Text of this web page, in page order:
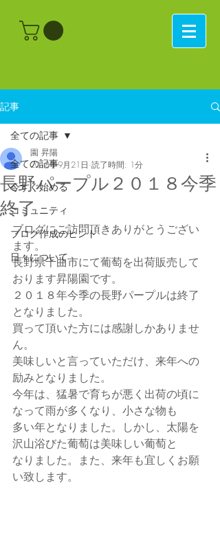
記事
全ての記事
今すぐ始める
コミュニティ
ブログ作成のヒント
日々について
全ての記事
長野パープル２０１８今季
終了
園 昇陽
2018年9月21日 読了時間: 1分
ブログにご訪問頂きありがとうござい
ます。
長野県千曲市にて葡萄を出荷販売して
おります昇陽園です。
２０１８年今季の長野パープルは終了
となりました。
買って頂いた方には感謝しかありませ
ん。
美味しいと言っていただけ、来年への
励みとなりました。
今年は、猛暑で育ちが悪く出荷の頃に
なって雨が多くなり、小さな物も
多い年となりました。しかし、太陽を
沢山浴びた葡萄は美味しい葡萄と
なりました。また、来年も宜しくお願
い致します。